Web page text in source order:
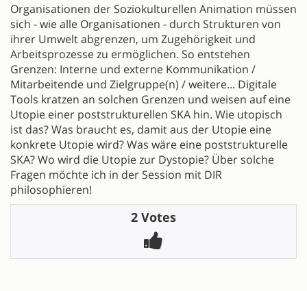
Organisationen der Soziokulturellen Animation müssen
sich - wie alle Organisationen - durch Strukturen von
ihrer Umwelt abgrenzen, um Zugehörigkeit und
Arbeitsprozesse zu ermöglichen. So entstehen
Grenzen: Interne und externe Kommunikation /
Mitarbeitende und Zielgruppe(n) / weitere... Digitale
Tools kratzen an solchen Grenzen und weisen auf eine
Utopie einer poststrukturellen SKA hin. Wie utopisch
ist das? Was braucht es, damit aus der Utopie eine
konkrete Utopie wird? Was wäre eine poststrukturelle
SKA? Wo wird die Utopie zur Dystopie? Über solche
Fragen möchte ich in der Session mit DIR
philosophieren!
2 Votes